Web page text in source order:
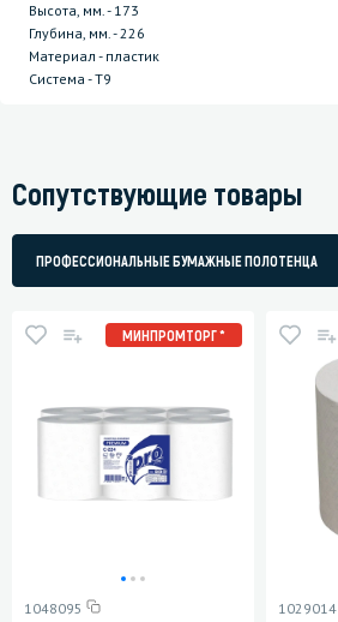
Высота, мм. - 173
Глубина, мм. - 226
Материал - пластик
Система - T9
Сопутствующие товары
ПРОФЕССИОНАЛЬНЫЕ БУМАЖНЫЕ ПОЛОТЕНЦА
МИНПРОМТОРГ *
1048095 1029014